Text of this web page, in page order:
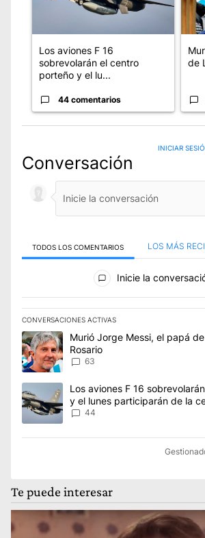
Los aviones F 16
sobrevolarán el centro
porteño y el lu...
44 comentarios
de
Conversación
INICIAR
TODOS LOS COMENTARIOS LOS MÁS
Todos los comentarios
Inicie la
CONVERSACIONES ACTIVAS
Este listado muestra los artículos con
Un artículo de tendencia con el título
Murió Jorge Messi, el papá
Rosario
63
Un artículo de tendencia con el título
Los aviones F 16
y el lunes participarán de la
Fuerza Aérea
44